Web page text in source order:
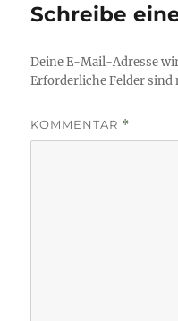
Schreibe
Deine E-Mail-Adresse
Erforderliche Felder sind
KOMMENTAR *